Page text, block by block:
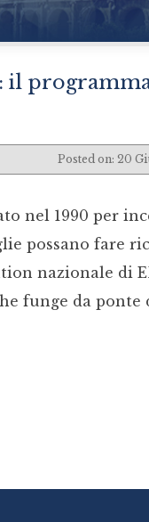
il
Posted on: 20
nel 1990 per
possano fare
nazionale di
funge da